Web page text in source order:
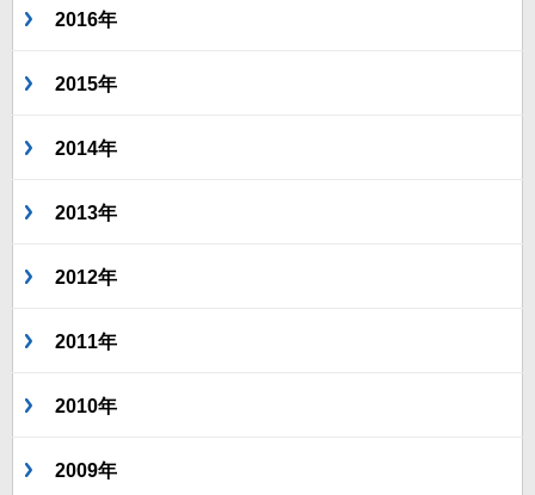
2016年
2015年
2014年
2013年
2012年
2011年
2010年
2009年